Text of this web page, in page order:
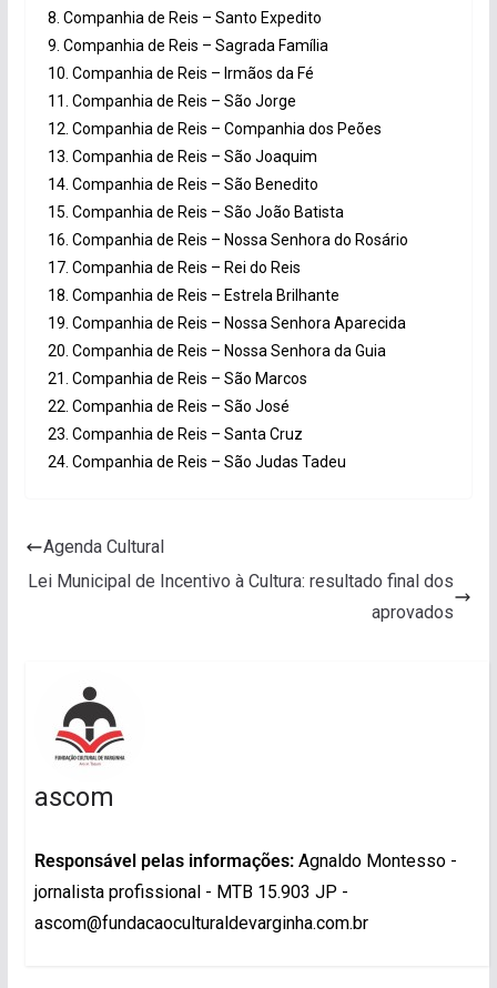
8. Companhia de Reis – Santo Expedito
9. Companhia de Reis – Sagrada Família
10. Companhia de Reis – Irmãos da Fé
11. Companhia de Reis – São Jorge
12. Companhia de Reis – Companhia dos Peões
13. Companhia de Reis – São Joaquim
14. Companhia de Reis – São Benedito
15. Companhia de Reis – São João Batista
16. Companhia de Reis – Nossa Senhora do Rosário
17. Companhia de Reis – Rei do Reis
18. Companhia de Reis – Estrela Brilhante
19. Companhia de Reis – Nossa Senhora Aparecida
20. Companhia de Reis – Nossa Senhora da Guia
21. Companhia de Reis – São Marcos
22. Companhia de Reis – São José
23. Companhia de Reis – Santa Cruz
24. Companhia de Reis – São Judas Tadeu
Agenda Cultural
Lei Municipal de Incentivo à Cultura: resultado final dos
aprovados
ascom
Responsável pelas informações:Agnaldo Montesso -
jornalista profissional - MTB 15.903 JP -
ascom@fundacaoculturaldevarginha.com.br